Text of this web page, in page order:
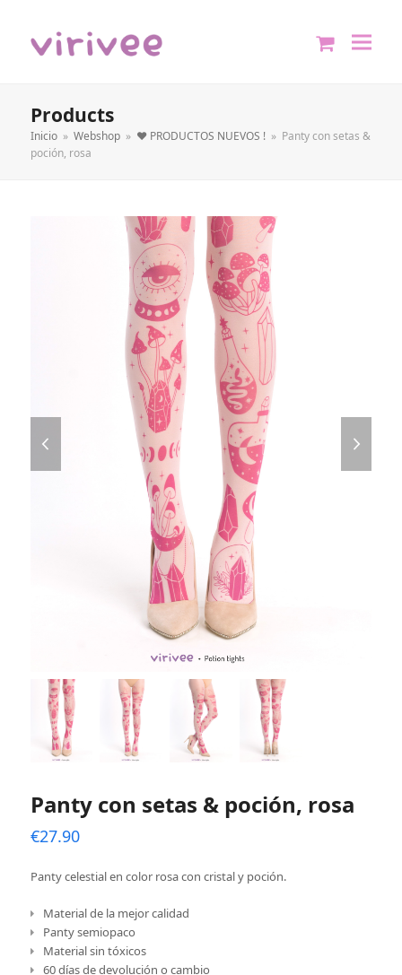
Products
Inicio » Webshop » ❤️ PRODUCTOS NUEVOS ! » Panty con setas &
poción, rosa
slide
slide
Panty con setas & poción, rosa
€27.90
Panty celestial en color rosa con cristal y poción.
Material de la mejor calidad
Panty semiopaco
Material sin tóxicos
60 días de devolución o cambio